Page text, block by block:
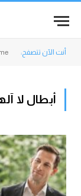
أنت الآن تتصفح:
أبطال لا